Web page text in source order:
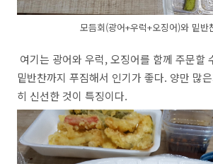
모듬회(광어+우럭+오징어)와 밑반
여기는 광어와 우럭, 오징어를 함께 주문할
밑반찬까지 푸짐해서 인기가 좋다. 양만 많
히 신선한 것이 특징이다.